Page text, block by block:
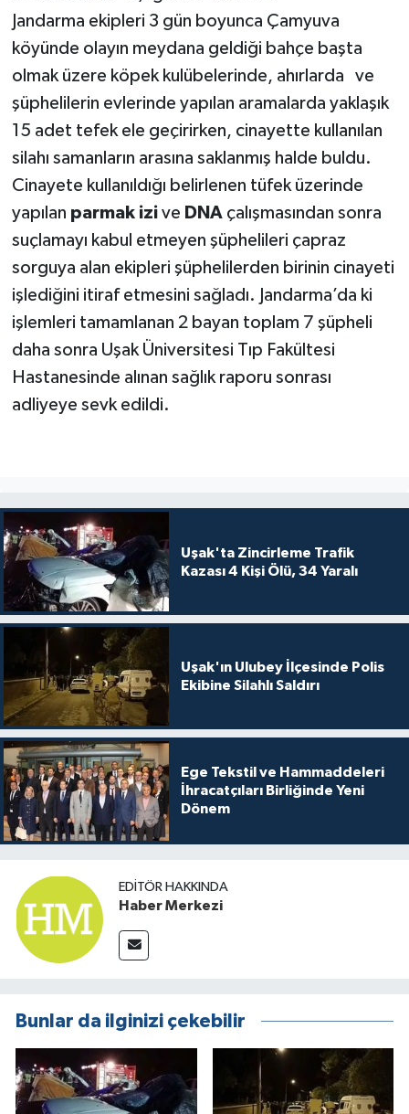
Jandarma ekipleri 3 gün boyunca Çamyuva
köyünde olayın meydana geldiği bahçe başta
olmak üzere köpek kulübelerinde, ahırlarda ve
şüphelilerin evlerinde yapılan aramalarda yaklaşık
15 adet tefek ele geçirirken, cinayette kullanılan
silahı samanların arasına saklanmış halde buldu.
Cinayete kullanıldığı belirlenen tüfek üzerinde
yapılan parmak izive DNA çalışmasından sonra
suçlamayı kabul etmeyen şüphelileri çapraz
sorguya alan ekipleri şüphelilerden birinin cinayeti
işlediğini itiraf etmesini sağladı. Jandarma’da ki
işlemleri tamamlanan 2 bayan toplam 7 şüpheli
daha sonra Uşak Üniversitesi Tıp Fakültesi
Hastanesinde alınan sağlık raporu sonrası
adliyeye sevk edildi.
Uşak'ta Zincirleme Trafik
Kazası 4 Kişi Ölü, 34 Yaralı
Uşak'ın Ulubey İlçesinde Polis
Ekibine Silahlı Saldırı
Ege Tekstil ve Hammaddeleri
İhracatçıları Birliğinde Yeni
Dönem
EDITÖR HAKKINDA
Haber Merkezi
Bunlar da ilginizi çekebilir
TEKNOLOJİ
VEFATLAR